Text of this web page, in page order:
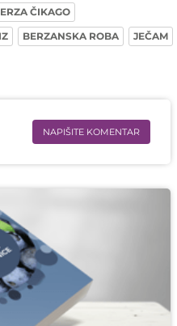
ČIKAGO
BERZANSKA ROBA
JEČAM
NAPIŠITE KOMENTAR